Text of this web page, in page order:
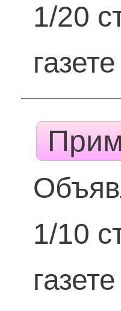
1/20
газете
1/10
газете